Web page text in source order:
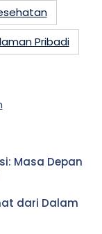
Pribadi
Masa Depan
dari Dalam